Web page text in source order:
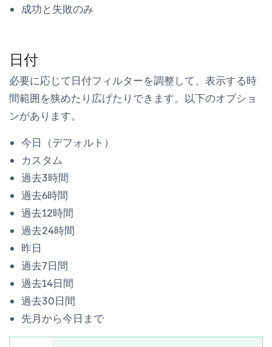
成功と失敗のみ
日付
必要に応じて日付フィルターを調整して、表示する時
間範囲を狭めたり広げたりできます。以下のオプショ
ンがあります。
今日（デフォルト）
カスタム
過去3時間
過去6時間
過去12時間
過去24時間
昨日
過去7日間
過去14日間
過去30日間
先月から今日まで